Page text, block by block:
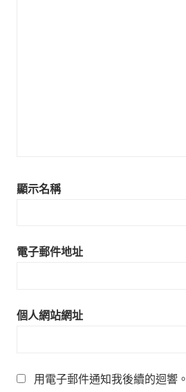
顯示名稱
電子郵件地址
個人網站網址
用電子郵件通知我後續的迴響。